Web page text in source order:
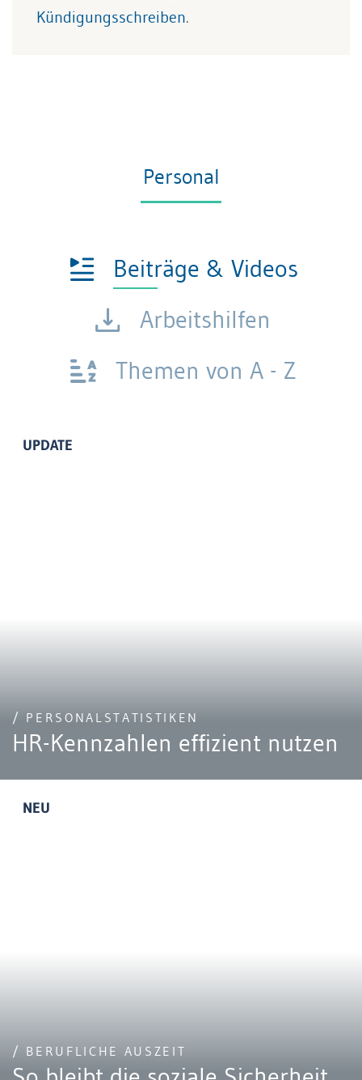
Kündigungsschreiben.
Personal
Beiträge & Videos
Arbeitshilfen
Themen von A - Z
UPDATE
/ PERSONALSTATISTIKEN
HR-Kennzahlen effizient nutzen
NEU
/ BERUFLICHE AUSZEIT